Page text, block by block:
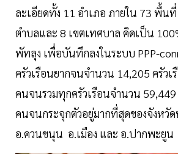
ละเอียดทั้ง 11 อำเภอ ภายใน 73 พื้น
ตำบลและ 8 เขตเทศบาล คิดเป็น
พัทลุง เพื่อบันทึกลงในระบบ PPP-
ครัวเรือนยากจนจำนวน 14,205 ครัว
คนจนรวมทุกครัวเรือนจำนวน
คนจนกระจุกตัวอยู่มากที่สุดของจังหวั
อ.ควนขนุน อ.เมือง และ อ.ปากพะยูน